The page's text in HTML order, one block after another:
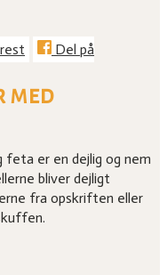
Del på
feta er en dejlig og nem
bliver dejligt
fra opskriften eller